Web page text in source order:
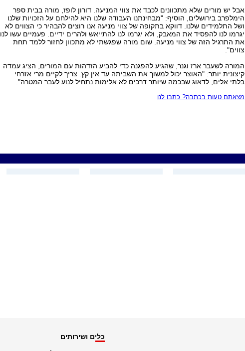
אבל יש מורים שלא מתכוונים לכבד את צווי המניעה. דורון לופז, מורה בבית ספר
הימלפרב בירושלים, הוסיף: "מבחינתנו העבודה שלנו היא להילחם על הזכויות שלנו
ושל התלמידים שלנו. דווקא בתקופה של צווי מניעה אנו רוצים להבהיר כי הצווים לא
יגרמו לנו להפסיד את המאבק, ולא יגרמו לנו להתייאש ולהרים ידיים. פעמיים עשו לנו
את התרגיל הזה של צווי מניעה. שום מורה שפגשתי לא מתכוון לחזור ללמד תחת
צווים".
המורה לשעבר ארז וגנר, שהגיע להפגנה כדי להביע הזדהות עם המורים, הציג עמדה
קיצונית יותר: "האוצר יכול למשוך את השביתה עד אין קץ. צריך לקיים מרי אזרחי
בלתי אלים, לדאוג שבכמה שיותר דרכים לא אלימות נתחיל לנוע לעבר המטרה".
מצאתם טעות בכתבה? כתבו לנו
כלים ושירותים